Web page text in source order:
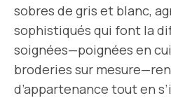
sobres de gris et blanc,
sophistiqués qui font la
soignées—poignées en
broderies sur
d’appartenance tout en